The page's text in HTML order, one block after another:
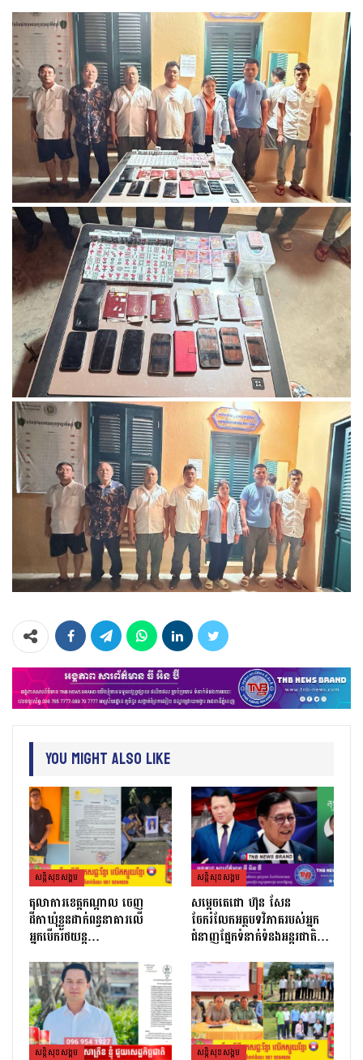
You Might Also Like
សន្តិសុខសង្គម
តុលាការខេត្តកណ្ដាល ចេញ
ដីកាឃុំខ្លួនដាក់ពន្ធនាគារលើ
អ្នកបើករថយន្ត…
សន្តិសុខសង្គម
សម្តេចតេជោ ហ៊ុន សែន
ចែករំលែកអត្ថបទវិភាគរបស់អ្នក
ជំនាញផ្នែកទំនាក់ទំនងអន្តរជាតិ…
សន្តិសុខសង្គម សន្តិសុខសង្គម